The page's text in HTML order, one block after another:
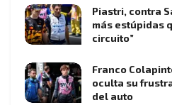
Piastri, contra
más estúpidas
circuito”
Franco
oculta su
del auto